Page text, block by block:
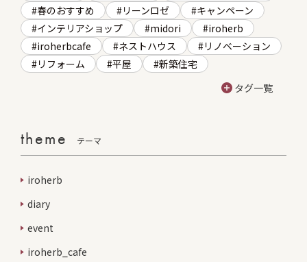
春のおすすめ
リーンロゼ
キャンペーン
インテリアショップ
midori
iroherb
iroherbcafe
ネストハウス
リノベーション
リフォーム
平屋
新築住宅
タグ一覧
theme テーマ
iroherb
diary
event
iroherb_cafe